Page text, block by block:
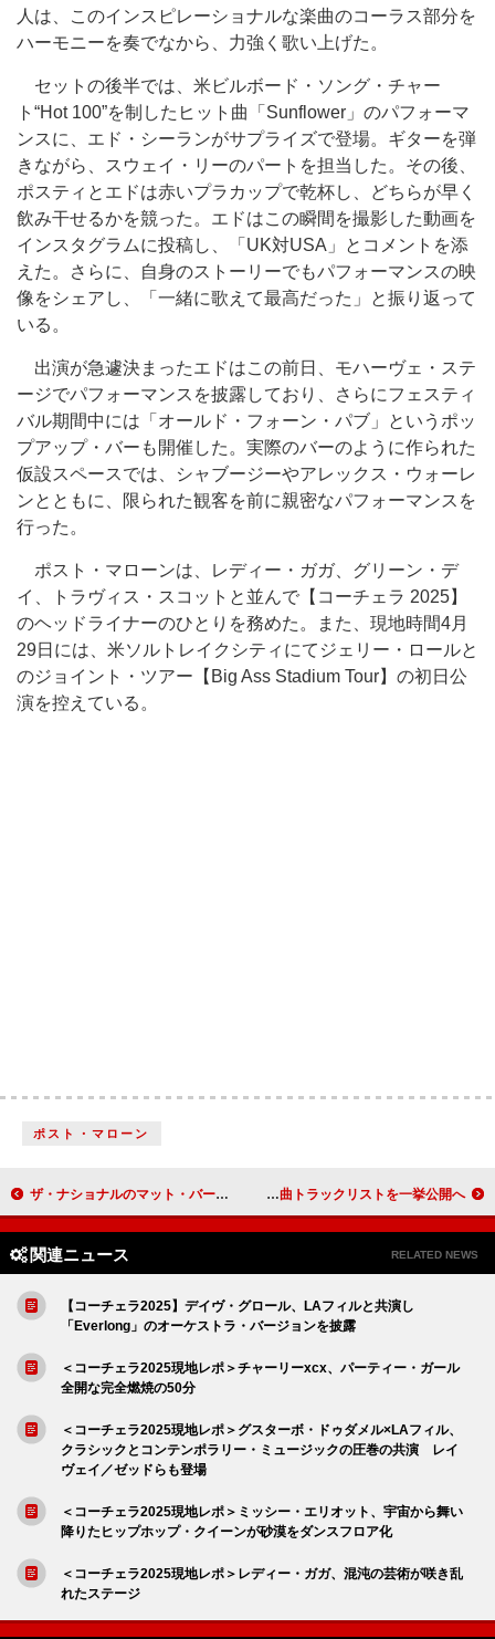
人は、このインスピレーショナルな楽曲のコーラス部分を
ハーモニーを奏でなから、力強く歌い上げた。
セットの後半では、米ビルボード・ソング・チャー
ト“Hot 100”を制したヒット曲「Sunflower」のパフォーマ
ンスに、エド・シーランがサプライズで登場。ギターを弾
きながら、スウェイ・リーのパートを担当した。その後、
ポスティとエドは赤いプラカップで乾杯し、どちらが早く
飲み干せるかを競った。エドはこの瞬間を撮影した動画を
インスタグラムに投稿し、「UK対USA」とコメントを添
えた。さらに、自身のストーリーでもパフォーマンスの映
像をシェアし、「一緒に歌えて最高だった」と振り返って
いる。
出演が急遽決まったエドはこの前日、モハーヴェ・ステ
ージでパフォーマンスを披露しており、さらにフェスティ
バル期間中には「オールド・フォーン・パブ」というポッ
プアップ・バーも開催した。実際のバーのように作られた
仮設スペースでは、シャブージーやアレックス・ウォーレ
ンとともに、限られた観客を前に親密なパフォーマンスを
行った。
ポスト・マローンは、レディー・ガガ、グリーン・デ
イ、トラヴィス・スコットと並んで【コーチェラ 2025】
のヘッドライナーのひとりを務めた。また、現地時間4月
29日には、米ソルトレイクシティにてジェリー・ロールと
のジョイント・ツアー【Big Ass Stadium Tour】の初日公
演を控えている。
ポスト・マローン
ザ・ナショナルのマット・バーニンガー、最新ソロ作より「Breaking Into Acting」MV公開 星野源、5月発売ニューAL『Gen』全曲トラックリストを一挙公開へ
関連ニュース RELATED NEWS
【コーチェラ2025】デイヴ・グロール、LAフィルと共演し
「Everlong」のオーケストラ・バージョンを披露
＜コーチェラ2025現地レポ＞チャーリーxcx、パーティー・ガール
全開な完全燃焼の50分
＜コーチェラ2025現地レポ＞グスターボ・ドゥダメル×LAフィル、
クラシックとコンテンポラリー・ミュージックの圧巻の共演 レイ
ヴェイ／ゼッドらも登場
＜コーチェラ2025現地レポ＞ミッシー・エリオット、宇宙から舞い
降りたヒップホップ・クイーンが砂漠をダンスフロア化
＜コーチェラ2025現地レポ＞レディー・ガガ、混沌の芸術が咲き乱
れたステージ